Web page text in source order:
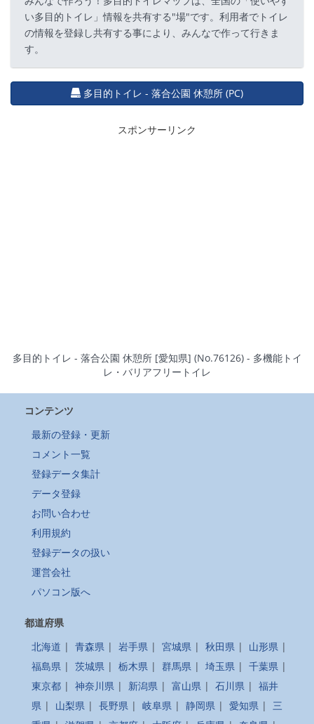
い多目的トイレ」情報を共有する"場"です。利用者でトイレ
の情報を登録し共有する事により、みんなで作って行きま
す。
多目的トイレ - 落合公園 休憩所 (PC)
スポンサーリンク
多目的トイレ - 落合公園 休憩所 [愛知県] (No.76126) - 多機能トイ
レ・バリアフリートイレ
コンテンツ
最新の登録・更新
コメント一覧
登録データ集計
データ登録
お問い合わせ
利用規約
登録データの扱い
運営会社
パソコン版へ
都道府県
北海道 | 青森県 | 岩手県 | 宮城県 | 秋田県 | 山形県 |
福島県 | 茨城県 | 栃木県 | 群馬県 | 埼玉県 | 千葉県 |
東京都 | 神奈川県 | 新潟県 | 富山県 | 石川県 | 福井
県 | 山梨県 | 長野県 | 岐阜県 | 静岡県 | 愛知県 | 三